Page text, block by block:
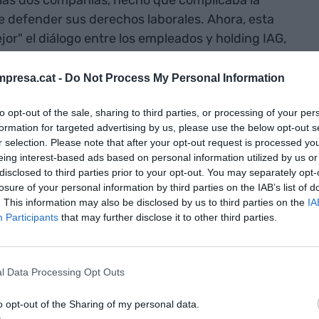
- Do Not Process My Personal Information
opt-out of the sale, sharing to third parties, or processing of your
for targeted advertising by us, please use the below opt-out
selection. Please note that after your opt-out request is processed
interest-based ads based on personal information utilized by us
to third parties prior to your opt-out. You may separately
of your personal information by third parties on the IAB’s list of
This information may also be disclosed by us to third parties on the
Participants that may further disclose it to other third parties.
Data Processing Opt Outs
opt-out of the Sharing of my personal data.
defender sus derechos laborales. Ahora, esta
el diálogo entre los empleados y holding IAG,
Sanguino, la creación de esta alianza
en IAG es un "hito significativo". De momento,
dado en el grupo referente en el mercado de
tiempos en la aviación que demandan
derechos de los trabajadores", ha afirmado
mantener una mayor coordinación y
IAG es un actor "clave" en el sector de la